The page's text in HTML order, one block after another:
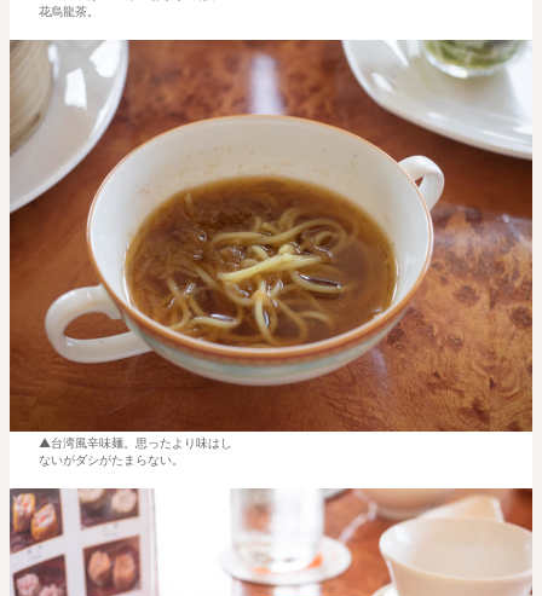
花烏龍茶。
台湾風辛味麺。思ったより味はし
ないがダシがたまらない。